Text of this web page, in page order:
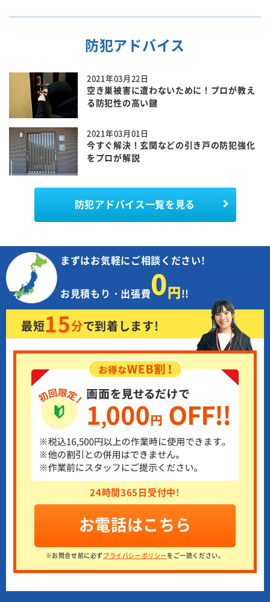
防犯アドバイス
2021年03月22日
空き巣被害に遭わないために！プロが教え
る防犯性の高い鍵
2021年03月01日
今すぐ解決！玄関などの引き戸の防犯強化
をプロが解説
防犯アドバイス一覧を見る
まずはお気軽にご相談ください!
お見積もり・出張費0円!!
最短15分で到着します!
24時間365日受付中!
お電話はこちら
※お問合せ前に必ずプライバシーポリシー をご一読ください。